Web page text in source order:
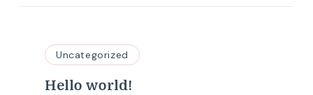
Uncategorized
Hello world!